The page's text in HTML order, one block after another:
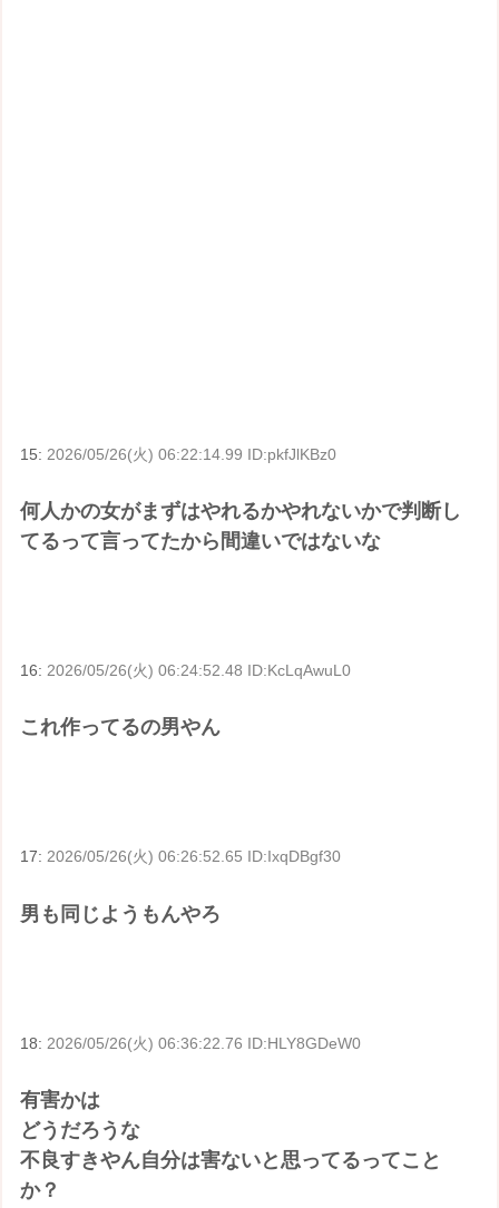
15: 2026/05/26(火) 06:22:14.99 ID:pkfJlKBz0
何人かの女がまずはやれるかやれないかで判断し
てるって言ってたから間違いではないな
16: 2026/05/26(火) 06:24:52.48 ID:KcLqAwuL0
これ作ってるの男やん
17:2026/05/26(火) 06:26:52.65 ID:IxqDBgf30
男も同じようもんやろ
18: 2026/05/26(火) 06:36:22.76 ID:HLY8GDeW0
有害かは
どうだろうな
不良すきやん自分は害ないと思ってるってこと
か？